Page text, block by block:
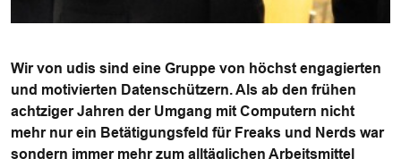
Wir von udis sind eine Gruppe von höchst engagierten
und motivierten Datenschützern. Als ab den frühen
achtziger Jahren der Umgang mit Computern nicht
mehr nur ein Betätigungsfeld für Freaks und Nerds war
sondern immer mehr zum alltäglichen Arbeitsmittel